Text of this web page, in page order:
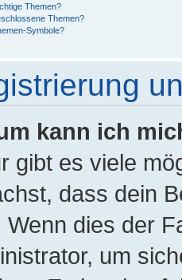
Themen?
Themen?
Symbole?
kann ich
gibt es viele
dass dein
Wenn dies der
um